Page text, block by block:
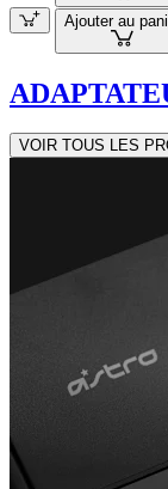
Ajouter au
VOIR TOUS LES